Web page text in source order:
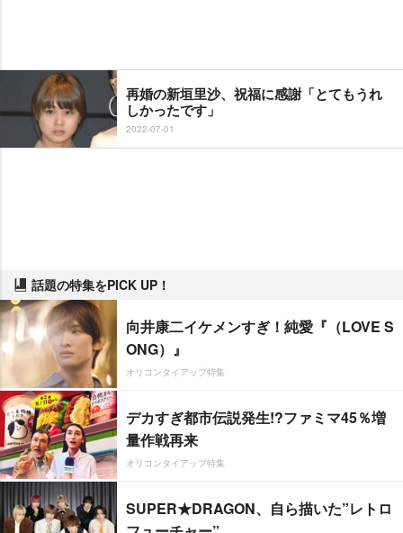
再婚の新垣里沙、祝福に感謝「とてもうれ
しかったです」
2022-07-01
話題の特集をPICK UP！
向井康二イケメンすぎ！純愛『（LOVE S
ONG）』
オリコンタイアップ特集
デカすぎ都市伝説発生!?ファミマ45％増
量作戦再来
オリコンタイアップ特集
SUPER★DRAGON、自ら描いた”レトロ